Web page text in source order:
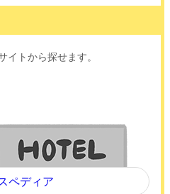
トから探せます。
ペディア